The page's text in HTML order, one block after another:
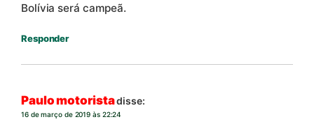
Bolívia será campeã.
Responder
Paulo motoristadisse:
16 de março de 2019 às 22:24